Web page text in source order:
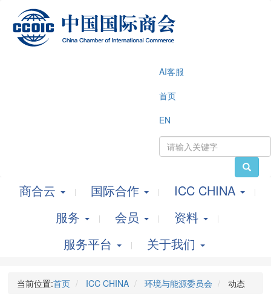
AI客服
首页
EN
商合云 国际合作
ICC CHINA
服务
会员
资料
服务平台
关于我们
当前位置:首页 ICC CHINA 环境与能源委员会 动态